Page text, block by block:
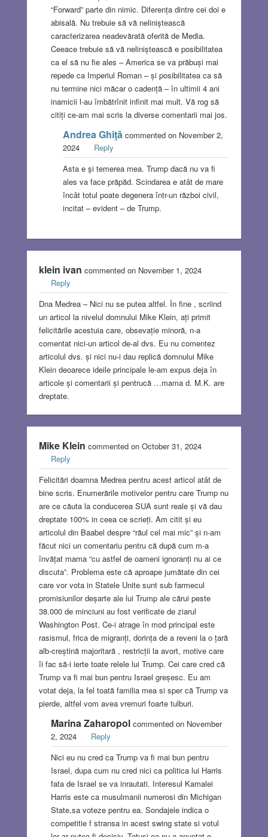
“Forward” parte din nimic. Diferența dintre cei doi e
abisală. Nu trebuie să vă neliniștească
caracterizarea neadevărată oferită de Media.
Ceeace trebuie să vă neliniștească e posibilitatea
ca el să nu fie ales – America se va prăbuși mai
repede ca Imperiul Roman – și posibilitatea ca să
nu termine nici măcar o cadență – în ultimii 4 ani
inamicii l-au îmbătrînit infinit mai mult. Vă rog să
citiți ce-am mai scris la diverse comentarii mai jos.
Andrea Ghiţăcommented on November 2,
2024
Reply
Asta e şi temerea mea. Trump dacă nu va fi
ales va face prăpăd. Scindarea e atât de mare
încât totul poate degenera într-un război civil,
incitat – evident – de Trump.
klein ivan commented on November 1, 2024
Reply
Dna Medrea – Nici nu se putea altfel. În fine , scriind
un articol la nivelul domnului Mike Klein, ați primit
felicitările acestuia care, obsevație minoră, n-a
comentat nici-un articol de-al dvs. Eu nu comentez
articolul dvs. și nici nu-i dau replică domnului Mike
Klein deoarece ideile principale le-am expus deja în
articole și comentarii și pentrucă …mama d. M.K. are
dreptate.
Mike Klein commented on October 31, 2024
Reply
Felicitări doamna Medrea pentru acest articol atât de
bine scris. Enumerările motivelor pentru care Trump nu
are ce căuta la conducerea SUA sunt reale și vă dau
dreptate 100% in ceea ce scrieți. Am citit și eu
articolul din Baabel despre “răul cel mai mic” și n-am
făcut nici un comentariu pentru că după cum m-a
învățat mama “cu astfel de oameni ignoranți nu ai ce
discuta”. Problema este că aproape jumătate din cei
care vor vota in Statele Unite sunt sub farmecul
promisiunilor deșarte ale lui Trump ale cărui peste
38.000 de minciuni au fost verificate de ziarul
Washington Post. Ce-i atrage în mod principal este
rasismul, frica de migranți, dorința de a reveni la o țară
alb-creștină majoritară , restricții la avort, motive care
îi fac să-i ierte toate relele lui Trump. Cei care cred că
Trump va fi mai bun pentru Israel greșesc. Eu am
votat deja, la fel toată familia mea si sper că Trump va
pierde, altfel vom avea vremuri foarte tulburi.
Marina Zaharopol commented on November
2, 2024
Reply
Nici eu nu cred ca Trump va fi mai bun pentru
Israel, dupa cum nu cred nici ca politica lui Harris
fata de Israel se va inrautati. Interesul Kamalei
Harris este ca musulmanii numerosi din Michigan
State,sa voteze pentru ea. Sondajele indica o
competitie f stransa in acest swing state si votul